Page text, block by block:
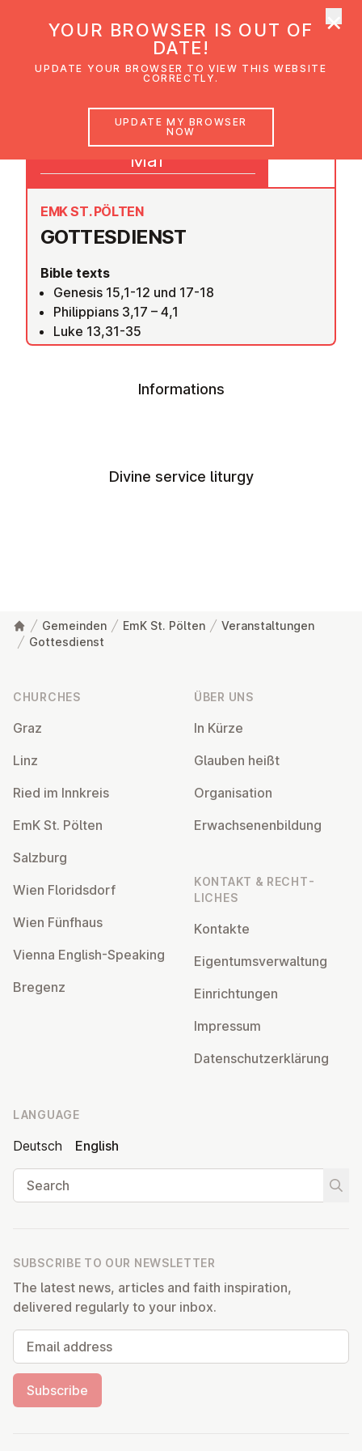
GOTTES­DI­ENST
EMK ST. PÖLTEN
Bible texts
Genesis 15,1-12 und 17-18
Philippians 3,17 – 4,1
Luke 13,31-35
13
Mar
Informations
Divine service liturgy
Gemeinden EmK St. Pölten
Veranstaltungen
Gottesdienst
CHURCHES
Graz
Linz
Ried im Innkreis
EmK St. Pölten
Salzburg
Wien Flor­idsdorf
Wien Fünfhaus
Vienna English-Speaking
Bregenz
ÜBER UNS
In Kürze
Glauben heißt
Or­gan­isa­tion
Er­wach­sen­en­bildung
KONTAKT & RECHT­
LICHES
Kontakte
Ei­gentums­ver­wal­tung
Ein­rich­tun­gen
Impressum
Datens­chutzerklärung
LANGUAGE
Deutsch
English
Search
SUBSCRIBE TO OUR NEWSLETTER
The latest news, articles and faith inspiration,
delivered regularly to your inbox.
Email address
Subscribe
YOUR BROWSER IS OUT OF
DATE!
UPDATE YOUR BROWSER TO VIEW THIS WEBSITE
CORRECTLY.
UPDATE MY BROWSER
NOW
×